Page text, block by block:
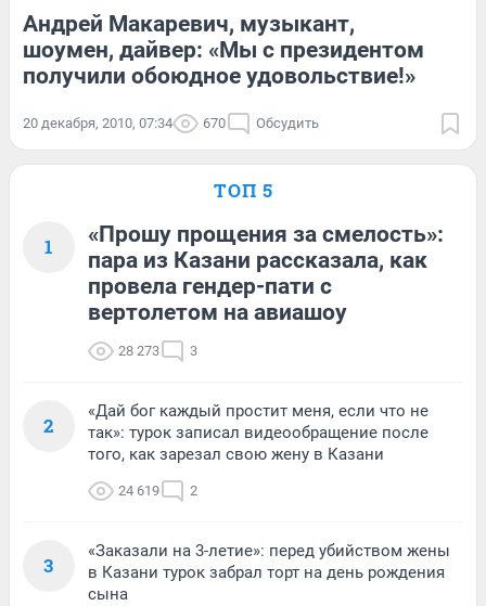
Андрей Макаревич, музыкант,
шоумен, дайвер: «Мы с президентом
получили обоюдное удовольствие!»
20 декабря, 2010, 07:34 670 Обсудить
ТОП 5
1
«Прошу прощения за смелость»:
пара из Казани рассказала, как
провела гендер-пати с
вертолетом на авиашоу
28 273 3
2
«Дай бог каждый простит меня, если что не
так»: турок записал видеообращение после
того, как зарезал свою жену в Казани
24 619 2
3
«Заказали на 3-летие»: перед убийством жены
в Казани турок забрал торт на день рождения
сына